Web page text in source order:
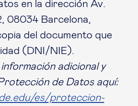
en la dirección Av.
08034 Barcelona,
del documento que
(DNI/NIE).
adicional y
de Datos aquí:
es/proteccion-